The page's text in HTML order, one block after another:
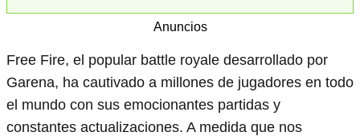
Anuncios
Free Fire, el popular battle royale desarrollado por
Garena, ha cautivado a millones de jugadores en todo
el mundo con sus emocionantes partidas y
constantes actualizaciones. A medida que nos